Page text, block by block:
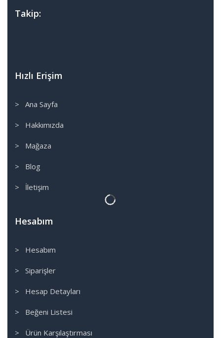
Takip:
Hızlı Erişim
> Ana Sayfa
> Hakkımızda
> Mağaza
> Blog
> İletişim
Hesabım
> Hesabım
> Siparişler
> Hesap Detayları
> Beğeni Listesi
> Ürün Karşılaştırması